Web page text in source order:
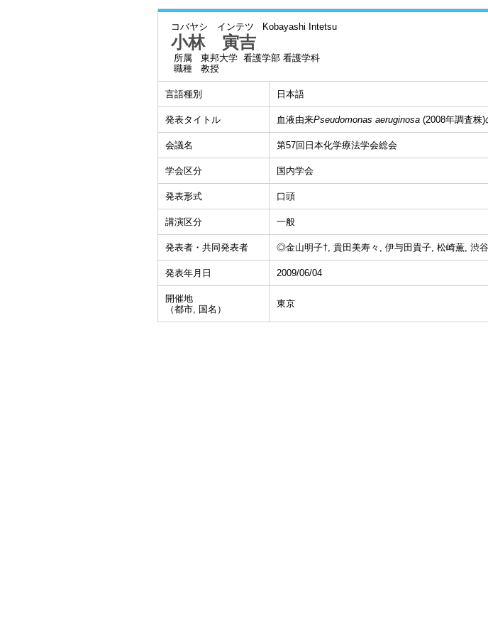
コバヤシ インテツ Kobayashi Intetsu
小林 寅吉
所属
東邦大学 看護学部 看護学科
職種
教授
言語種別 日本語
発表タイトル 血液由来Pseudomonas aeruginosa (2008年調査株
会議名 第57回日本化学療法学会総会
学会区分 国内学会
発表形式 口頭
講演区分 一般
発表者・共同発表者 ◎金山明子†, 貴田美寿々, 伊与田貴子, 松崎薫, 渋
発表年月日 2009/06/04
開催地
（都市, 国名）
東京